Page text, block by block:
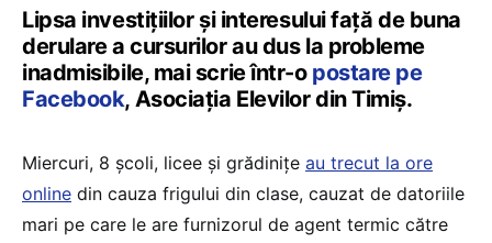
Lipsa investițiilor și interesului față de buna
derulare a cursurilor au dus la probleme
inadmisibile, mai scrie într-o postare pe
Facebook, Asociația Elevilor din Timiș.
Miercuri, 8 școli, licee și grădinițe au trecut la ore
online din cauza frigului din clase, cauzat de datoriile
mari pe care le are furnizorul de agent termic către